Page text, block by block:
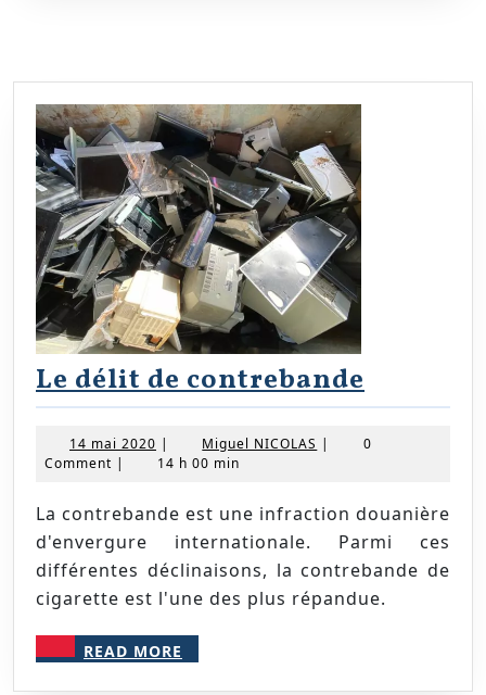
Le délit de contrebandeLe
délit
de
14 mai 2020 14
mai
| Miguel NICOLAS Miguel
|
0
Comment | 14 h 00 min
La contrebande est une infraction douanière
d'envergure internationale. Parmi ces
différentes déclinaisons, la contrebande de
cigarette est l'une des plus répandue.
READ MORE
MORE